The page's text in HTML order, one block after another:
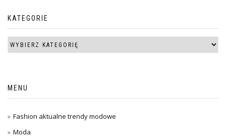
KATEGORIE
MENU
Fashion aktualne trendy modowe
Moda